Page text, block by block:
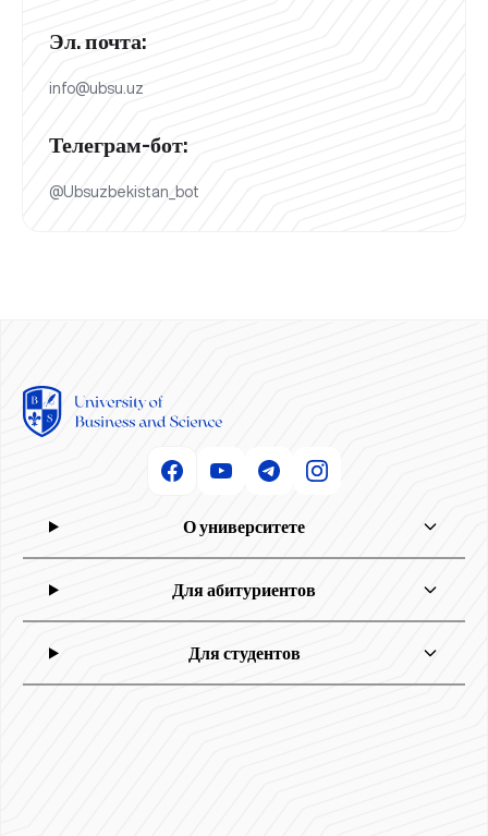
Эл. почта:
info@ubsu.uz
Телеграм-бот:
@Ubsuzbekistan_bot
О университете
Для абитуриентов
Для студентов